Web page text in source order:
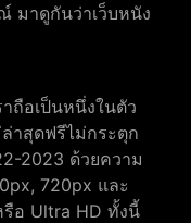
มาดูกันว่าเว็บหนัง
าถือเป็นหนึ่งในตัว
าสุดฟรีไม่กระตุก
2023 ด้วยความ
720px และ
รือ Ultra HD ทั้งนี้